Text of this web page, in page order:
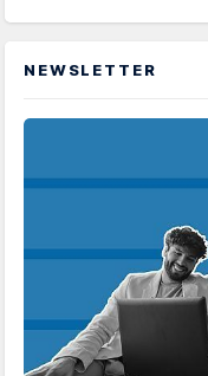
NEWSLETTER